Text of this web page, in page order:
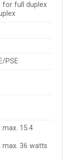
for full duplex
PSE
max. 15.4
max. 36 watts